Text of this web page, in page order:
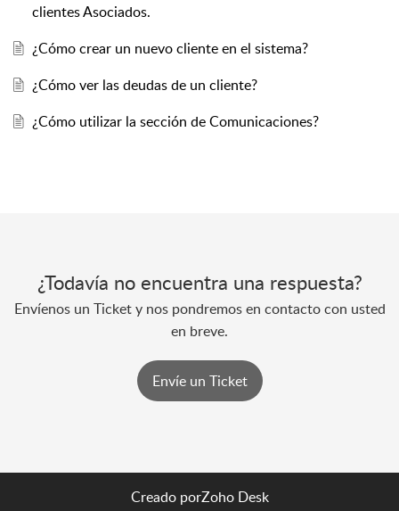
clientes Asociados.
¿Cómo crear un nuevo cliente en el sistema?
¿Cómo ver las deudas de un cliente?
¿Cómo utilizar la sección de Comunicaciones?
¿Todavía no encuentra una respuesta?
Envíenos un Ticket y nos pondremos en contacto con usted
en breve.
Envíe un Ticket
Creado porZoho Desk